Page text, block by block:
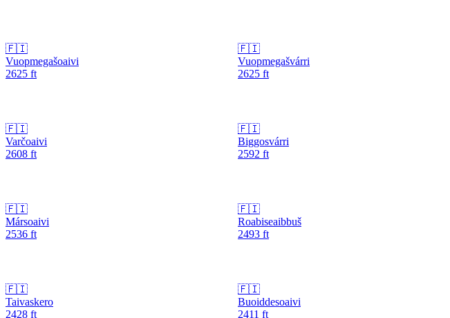
🇫🇮
Vuopmegašoaivi
2625 ft
🇫🇮
Vuopmegašvárri
2625 ft
🇫🇮
Varčoaivi
2608 ft
🇫🇮
Biggosvárri
2592 ft
🇫🇮
Mársoaivi
2536 ft
🇫🇮
Roabiseaibbuš
2493 ft
🇫🇮
Taivaskero
2428 ft
🇫🇮
Buoiddesoaivi
2411 ft